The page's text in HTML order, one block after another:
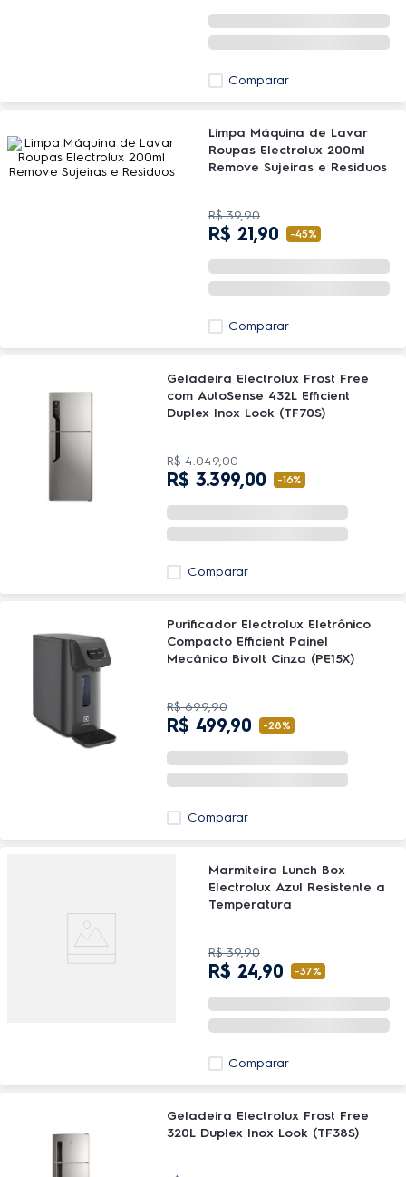
Comparar
Limpa Máquina de Lavar
Roupas Electrolux 200ml
Remove Sujeiras e Residuos
R$ 39,90
R$ 21,90 -45%
Comparar
Geladeira Electrolux Frost Free
com AutoSense 432L Efficient
Duplex Inox Look (TF70S)
R$ 4.049,00
R$ 3.399,00 -16%
Comparar
Purificador Electrolux Eletrônico
Compacto Efficient Painel
Mecânico Bivolt Cinza (PE15X)
R$ 699,90
R$ 499,90 -28%
Comparar
Marmiteira Lunch Box
Electrolux Azul Resistente a
Temperatura
R$ 39,90
R$ 24,90 -37%
Comparar
Geladeira Electrolux Frost Free
320L Duplex Inox Look (TF38S)